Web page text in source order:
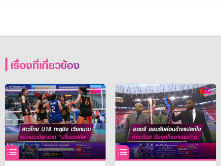
เรื่องที่เกี่ยวข้อง